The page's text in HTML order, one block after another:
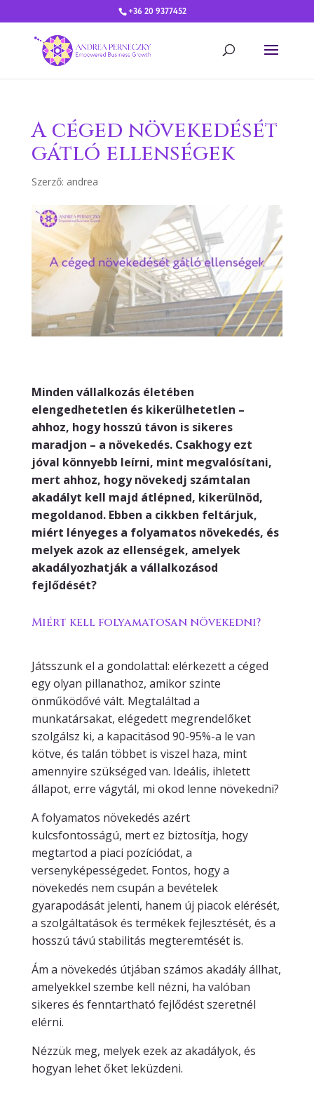
+36 20 9377452
A céged növekedését
gátló ellenségek
Szerző: andrea
Minden vállalkozás életében
elengedhetetlen és kikerülhetetlen –
ahhoz, hogy hosszú távon is sikeres
maradjon – a növekedés. Csakhogy ezt
jóval könnyebb leírni, mint megvalósítani,
mert ahhoz, hogy növekedj számtalan
akadályt kell majd átlépned, kikerülnöd,
megoldanod. Ebben a cikkben feltárjuk,
miért lényeges a folyamatos növekedés, és
melyek azok az ellenségek, amelyek
akadályozhatják a vállalkozásod
fejlődését?
Miért kell folyamatosan növekedni?
Játsszunk el a gondolattal: elérkezett a céged
egy olyan pillanathoz, amikor szinte
önműködővé vált. Megtaláltad a
munkatársakat, elégedett megrendelőket
szolgálsz ki, a kapacitásod 90-95%-a le van
kötve, és talán többet is viszel haza, mint
amennyire szükséged van. Ideális, ihletett
állapot, erre vágytál, mi okod lenne növekedni?
A folyamatos növekedés azért
kulcsfontosságú, mert ez biztosítja, hogy
megtartod a piaci pozíciódat, a
versenyképességedet. Fontos, hogy a
növekedés nem csupán a bevételek
gyarapodását jelenti, hanem új piacok elérését,
a szolgáltatások és termékek fejlesztését, és a
hosszú távú stabilitás megteremtését is.
Ám a növekedés útjában számos akadály állhat,
amelyekkel szembe kell nézni, ha valóban
sikeres és fenntartható fejlődést szeretnél
elérni.
Nézzük meg, melyek ezek az akadályok, és
hogyan lehet őket leküzdeni.